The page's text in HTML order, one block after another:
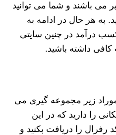
می باشند و شما می توانید
به هر حال در ادامه به
درآمد در چنین سایتی
کافی داشته باشید.
زیر مجموعه گیری می
را دارید که در این
را دریافت بکنید و